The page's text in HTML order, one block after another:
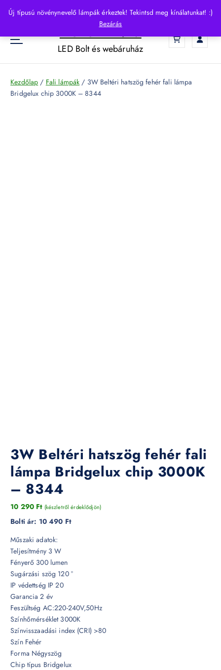
Új típusú növénynevelő lámpák érkeztek! Tekintsd meg kínálatunkat! :)
Bezárás
p
o
HelloLED.hu
LED Bolt és webáruház
Kezdőlap / Fali lámpák / 3W Beltéri hatszög fehér fali lámpa
Bridgelux chip 3000K – 8344
3W Beltéri hatszög fehér fali
lámpa Bridgelux chip 3000K
– 8344
10 290 Ft (készletről érdeklődjön)
Bolti ár: 10 490 Ft
Műszaki adatok:
Teljesítmény 3 W
Fényerő 300 lumen
Sugárzási szög 120 °
IP védettség IP 20
Garancia 2 év
Feszültség AC:220-240V,50Hz
Színhőmérséklet 3000K
Színvisszaadási index (CRI) >80
Szín Fehér
Forma Négyszög
Chip típus Bridgelux